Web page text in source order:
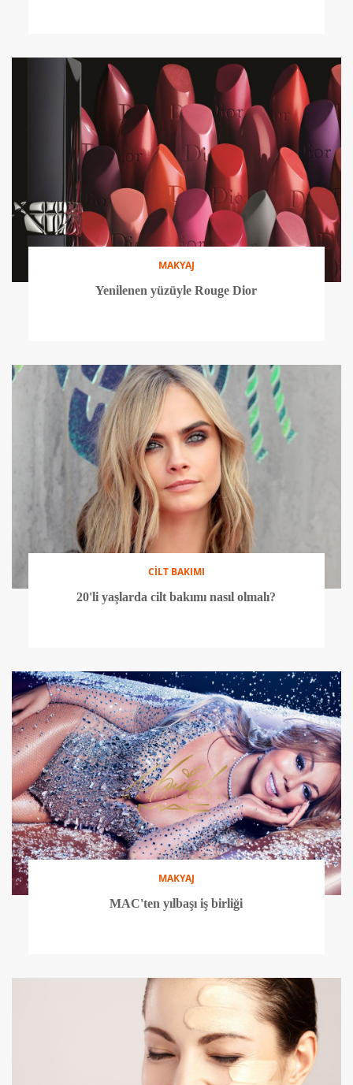
MAKYAJ
Yenilenen yüzüyle Rouge Dior
CİLT BAKIMI
20'li yaşlarda cilt bakımı nasıl olmalı?
MAKYAJ
MAC'ten yılbaşı iş birliği